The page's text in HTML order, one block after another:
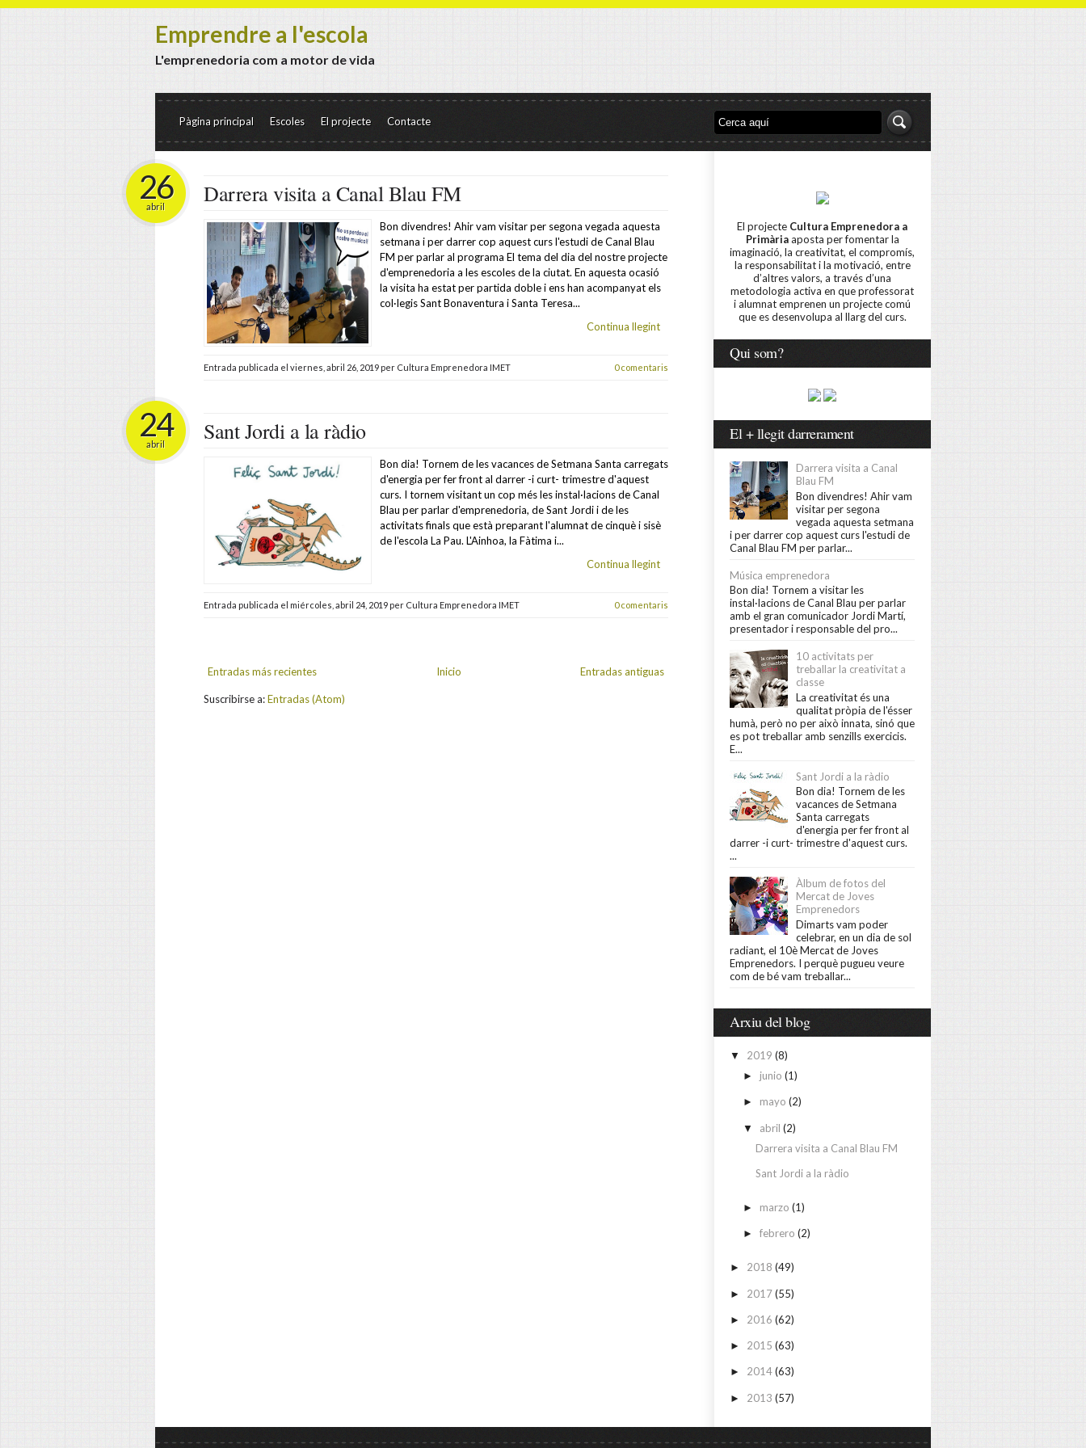
Emprendre a l'escola
L'emprenedoria com a motor de vida
Pàgina principal Escoles El projecte Contacte
Darrera visita a Canal Blau FM
26
abril
Bon divendres! Ahir vam visitar per segona vegada aquesta
setmana i per darrer cop aquest curs l'estudi de Canal Blau
FM per parlar al programa El tema del dia del nostre projecte
d'emprenedoria a les escoles de la ciutat. En aquesta ocasió
la visita ha estat per partida doble i ens han acompanyat els
col·legis Sant Bonaventura i Santa Teresa...
Continua llegint
Entrada publicada el viernes, abril 26, 2019 per Cultura Emprenedora IMET 0 comentaris
Sant Jordi a la ràdio
24
abril
Bon dia! Tornem de les vacances de Setmana Santa carregats
d'energia per fer front al darrer -i curt- trimestre d'aquest
curs. I tornem visitant un cop més les instal·lacions de Canal
Blau per parlar d'emprenedoria, de Sant Jordi i de les
activitats finals que està preparant l'alumnat de cinquè i sisè
de l'escola La Pau. L'Ainhoa, la Fàtima i...
Continua llegint
Entrada publicada el miércoles, abril 24, 2019 per Cultura Emprenedora IMET 0 comentaris
Entradas más recientes Entradas antiguas
Inicio
Suscribirse a:Entradas (Atom)
El projecte Cultura Emprenedora a
Primàriaaposta per fomentar la
imaginació, la creativitat, el compromís,
la responsabilitat i la motivació, entre
d’altres valors, a través d’una
metodologia activa en que professorat
i alumnat emprenen un projecte comú
que es desenvolupa al llarg del curs.
Qui som?
El + llegit darrerament
Darrera visita a Canal
Blau FM
Bon divendres! Ahir vam
visitar per segona
vegada aquesta setmana
i per darrer cop aquest curs l'estudi de
Canal Blau FM per parlar...
Música emprenedora
Bon dia! Tornem a visitar les
instal·lacions de Canal Blau per parlar
amb el gran comunicador Jordi Martí,
presentador i responsable del pro...
10 activitats per
treballar la creativitat a
classe
La creativitat és una
qualitat pròpia de l'ésser
humà, però no per això innata, sinó que
es pot treballar amb senzills exercicis.
E...
Sant Jordi a la ràdio
Bon dia! Tornem de les
vacances de Setmana
Santa carregats
d'energia per fer front al
darrer -i curt- trimestre d'aquest curs.
...
Àlbum de fotos del
Mercat de Joves
Emprenedors
Dimarts vam poder
celebrar, en un dia de sol
radiant, el 10è Mercat de Joves
Emprenedors. I perquè pugueu veure
com de bé vam treballar...
Arxiu del blog
▼ 2019 (8)
► junio (1)
► mayo (2)
▼ abril (2)
Darrera visita a Canal Blau FM
Sant Jordi a la ràdio
► marzo (1)
► febrero (2)
► 2018 (49)
► 2017(55)
► 2016 (62)
► 2015 (63)
► 2014(63)
► 2013 (57)